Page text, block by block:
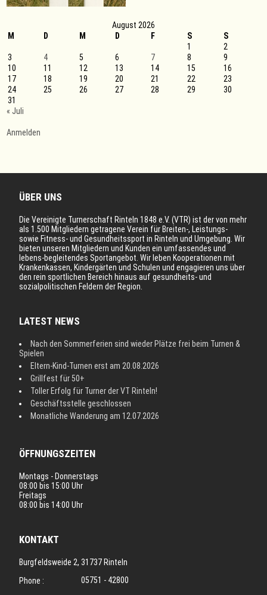
August 2026
M
D M D F S
S
1
2
3
4 5 6 7 8
9
10
11 12 13 14 15
16
17
18 19 20 21 22
23
24
25 26 27 28 29
30
31
« Juli
Anmelden
ÜBER UNS
Die Vereinigte Turnerschaft Rinteln 1848 e.V. (VTR) ist der von mehr
als 1.500 Mitgliedern getragene Verein für Breiten-, Leistungs-
sowie Fitness- und Gesundheitssport in Rinteln und Umgebung. Wir
bieten unseren Mitgliedern und Kunden ein umfassendes und
lebens-begleitendes Sportangebot. Wir leben Kooperationen mit
Krankenkassen, Kindergärten und Schulen und engagieren uns über
den rein sportlichen Bereich hinaus auf gesundheits- und
sozialpolitischen Feldern der Region.
LATEST NEWS
Nach den Sommerferien sind wieder Plätze frei beim Turnen &
Spielen
Eltern-Kind-Turnen erst am 20.08.2026
Grillfest für 50+
Toller Erfolg für Turner der VT Rinteln!
Geschäftsstelle geschlossen
Monatliche Wanderung am 12.07.2026
ÖFFNUNGSZEITEN
Montags - Donnerstags
08:00 bis 15:00 Uhr
Freitags
08:00 bis 14:00 Uhr
KONTAKT
Burgfeldsweide 2, 31737 Rinteln
Phone :
05751 - 42800